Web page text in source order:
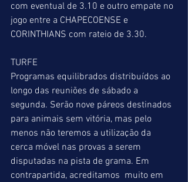
com eventual de 3.10 e outro empate no
jogo entre a CHAPECOENSE e
CORINTHIANS com rateio de 3.30.
TURFE
Programas equilibrados distribuídos ao
longo das reuniões de sábado a
segunda. Serão nove páreos destinados
para animais sem vitória, mas pelo
menos não teremos a utilização da
cerca móvel nas provas a serem
disputadas na pista de grama. Em
contrapartida, acreditamos  muito em